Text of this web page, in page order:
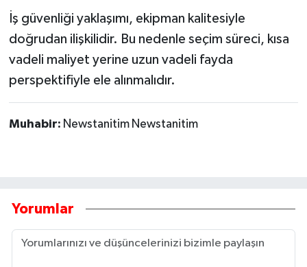
İş güvenliği yaklaşımı, ekipman kalitesiyle
doğrudan ilişkilidir. Bu nedenle seçim süreci, kısa
vadeli maliyet yerine uzun vadeli fayda
perspektifiyle ele alınmalıdır.
Muhabir: Newstanitim Newstanitim
Yorumlar